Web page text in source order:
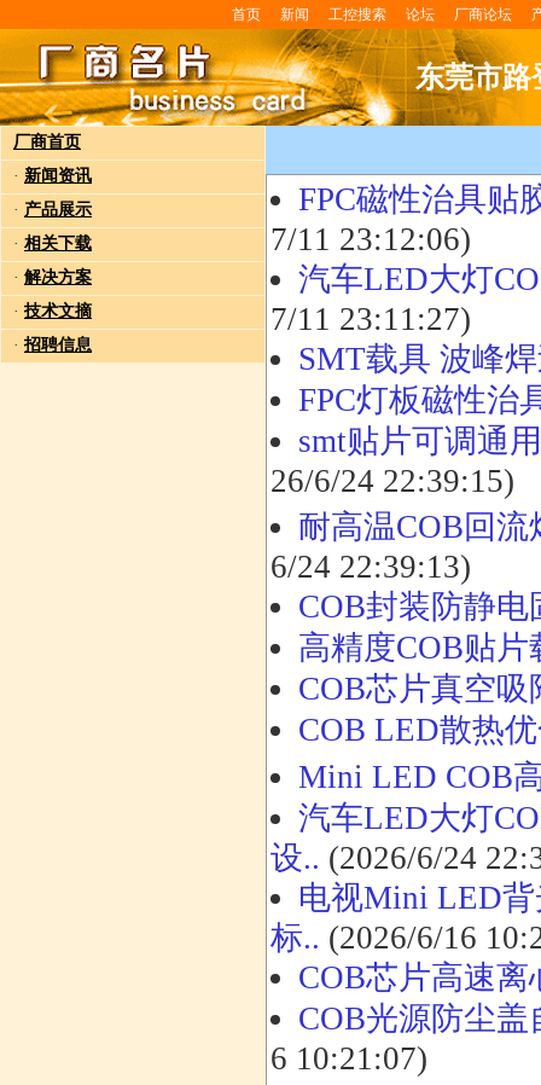
首页 新闻 工控搜索 论坛 厂商论坛
东莞市路
厂商首页
· 新闻资讯
· 产品展示
· 相关下载
· 解决方案
· 技术文摘
· 招聘信息
FPC磁性治具贴
7/11 23:12:06)
汽车LED大灯
7/11 23:11:27)
SMT载具 波峰
FPC灯板磁性治
smt贴片可调通
26/6/24 22:39:15)
耐高温COB回
6/24 22:39:13)
COB封装防静电
高精度COB贴
COB芯片真空
COB LED散热
Mini LED COB
汽车LED大灯
设.. (2026/6/24
电视Mini LED
标.. (2026/6/16
COB芯片高速
COB光源防尘
6 10:21:07)